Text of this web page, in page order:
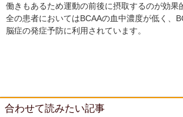
働きもあるため運動の前後に摂取するのが効果
全の患者においてはBCAAの血中濃度が低く、
脳症の発症予防に利用されています。
合わせて読みたい記事